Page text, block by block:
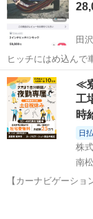
ーズにお取り引きを
田
ヒッチにはめ込んで
で最高のチルタイム
れた日には景色を楽
んな車にもつきます
長野 安曇野市
≪
工
時
日
株
南
【カーナビゲーシ